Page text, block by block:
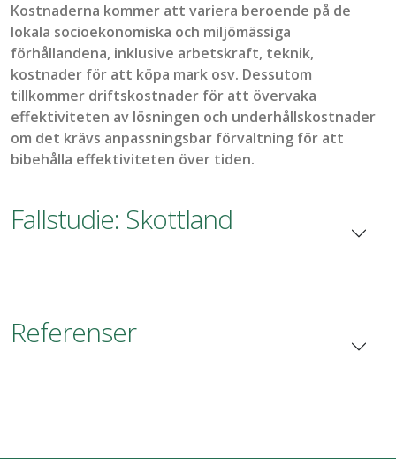
Kostnaderna kommer att variera beroende på de
lokala socioekonomiska och miljömässiga
förhållandena, inklusive arbetskraft, teknik,
kostnader för att köpa mark osv. Dessutom
tillkommer driftskostnader för att övervaka
effektiviteten av lösningen och underhållskostnader
om det krävs anpassningsbar förvaltning för att
bibehålla effektiviteten över tiden.
Fallstudie: Skottland
Referenser